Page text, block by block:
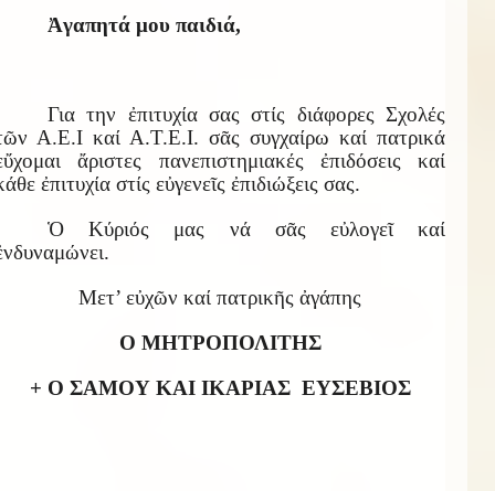
Ἀγαπητά μου παιδιά,
Για την ἐπιτυχία σας στίς διάφορες Σχολές
Α.Ε.Ι καί Α.Τ.Ε.Ι. σᾶς συγχαίρω καί πατρικά
ἄριστες πανεπιστημιακές ἐπιδόσεις καί
ἐπιτυχία στίς εὐγενεῖς ἐπιδιώξεις σας.
Ὁ Κύριός μας νά σᾶς εὐλογεῖ καί
Μετ’ εὐχῶν καί πατρικῆς ἀγάπης
Ο ΜΗΤΡΟΠΟΛΙΤΗΣ
+ Ο ΣΑΜΟΥ ΚΑΙ ΙΚΑΡΙΑΣ ΕΥΣΕΒΙΟΣ